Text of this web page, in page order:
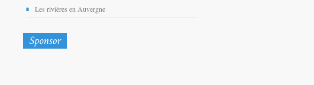
Les rivières en Auvergne